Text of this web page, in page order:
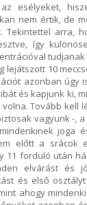
esélyeket,
nem értik, de
arra,
így
10
azonban úgy
és kapjunk ki,
Tovább kell
vagyunk -,
joga
előtt a srácok
11 forduló után
elvárást és
és első
ahogy